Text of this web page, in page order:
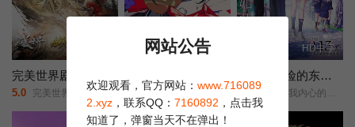
5.0 完美世界/剧场版之九劫焚天/完美世界之九劫焚天/完美世界剧场版/第二部/Perfect World Movie: Nine Tribulations Incinerate the Heavens/Perfect World Movie: Nine Calamities Burning Heaven/
HD
10.0 缎带英雄/蓝宝石王子/The Ribbon Hero/
HD中字
我心里危险的东西剧场版
2.0 剧场版/我内心的糟糕念头(台)/The Dangers in My Heart: The Movie/
网站公告
欢迎观看，官方网站： www.716089
2.xyz ，联系QQ： 7160892 ，点击我
知道了，弹窗当天不在弹出！